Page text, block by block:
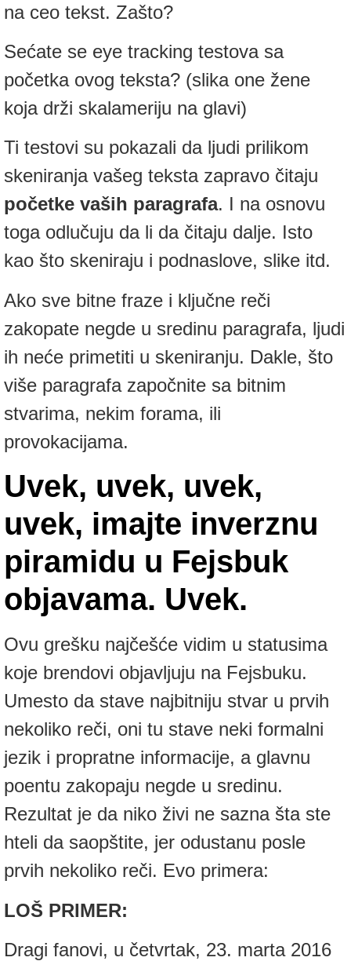
na ceo tekst. Zašto?
Sećate se eye tracking testova sa
početka ovog teksta? (slika one žene
koja drži skalameriju na glavi)
Ti testovi su pokazali da ljudi prilikom
skeniranja vašeg teksta zapravo čitaju
početke vaših paragrafa. I na osnovu
toga odlučuju da li da čitaju dalje. Isto
kao što skeniraju i podnaslove, slike itd.
Ako sve bitne fraze i ključne reči
zakopate negde u sredinu paragrafa, ljudi
ih neće primetiti u skeniranju. Dakle, što
više paragrafa započnite sa bitnim
stvarima, nekim forama, ili
provokacijama.
Uvek, uvek, uvek,
uvek, imajte inverznu
piramidu u Fejsbuk
objavama. Uvek.
Ovu grešku najčešće vidim u statusima
koje brendovi objavljuju na Fejsbuku.
Umesto da stave najbitniju stvar u prvih
nekoliko reči, oni tu stave neki formalni
jezik i propratne informacije, a glavnu
poentu zakopaju negde u sredinu.
Rezultat je da niko živi ne sazna šta ste
hteli da saopštite, jer odustanu posle
prvih nekoliko reči. Evo primera:
LOŠ PRIMER:
Dragi fanovi, u četvrtak, 23. marta 2016